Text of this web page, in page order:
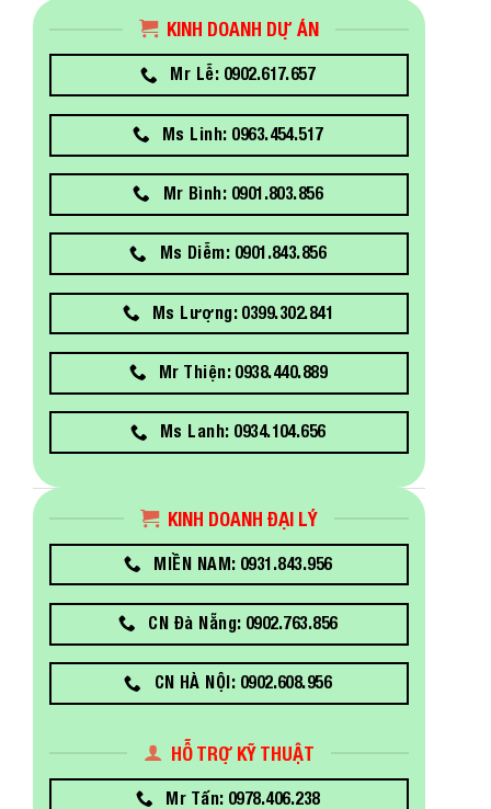
KINH DOANH DỰ ÁN
Mr Lễ: 0902.617.657
Ms Linh: 0963.454.517
Mr Bình: 0901.803.856
Ms Diễm: 0901.843.856
Ms Lượng: 0399.302.841
Mr Thiện: 0938.440.889
Ms Lanh: 0934.104.656
KINH DOANH ĐẠI LÝ
MIỀN NAM: 0931.843.956
CN Đà Nẵng: 0902.763.856
CN HÀ NỘI: 0902.608.956
HỖ TRỢ KỸ THUẬT
Mr Tấn: 0978.406.238